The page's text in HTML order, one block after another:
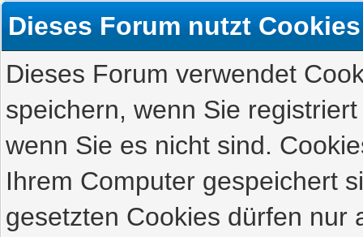
Dieses Forum nutzt Cookies
Dieses Forum verwendet
speichern, wenn Sie
wenn Sie es nicht sind.
Ihrem Computer gespeichert
gesetzten Cookies dürfen nur